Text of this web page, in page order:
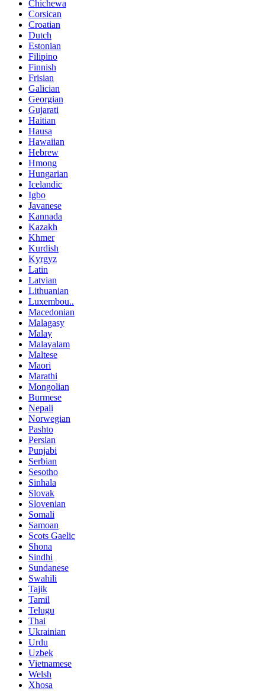
Chichewa
Corsican
Croatian
Dutch
Estonian
Filipino
Finnish
Frisian
Galician
Georgian
Gujarati
Haitian
Hausa
Hawaiian
Hebrew
Hmong
Hungarian
Icelandic
Igbo
Javanese
Kannada
Kazakh
Khmer
Kurdish
Kyrgyz
Latin
Latvian
Lithuanian
Luxembou..
Macedonian
Malagasy
Malay
Malayalam
Maltese
Maori
Marathi
Mongolian
Burmese
Nepali
Norwegian
Pashto
Persian
Punjabi
Serbian
Sesotho
Sinhala
Slovak
Slovenian
Somali
Samoan
Scots Gaelic
Shona
Sindhi
Sundanese
Swahili
Tajik
Tamil
Telugu
Thai
Ukrainian
Urdu
Uzbek
Vietnamese
Welsh
Xhosa